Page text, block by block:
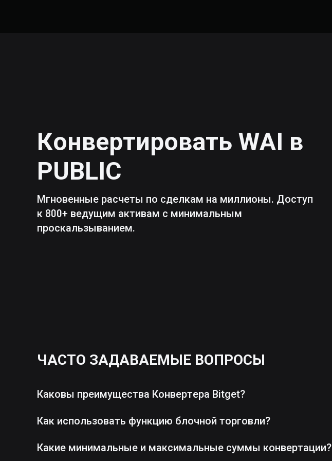
Конвертировать WAI в
PUBLIC
Мгновенные расчеты по сделкам на миллионы. Доступ
к 800+ ведущим активам с минимальным
проскальзыванием.
ЧАСТО ЗАДАВАЕМЫЕ ВОПРОСЫ
Каковы преимущества Конвертера Bitget?
Как использовать функцию блочной торговли?
Какие минимальные и максимальные суммы конвертации?